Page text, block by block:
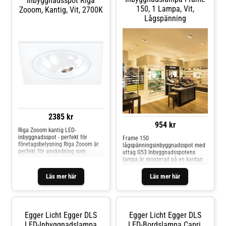
förstahandsprodukt för
rumsmodellering och belysning av
Zooom, Kantig, Vit, 2700K
2385 kr
Läs mer här
Riga Zooom kantig LED-
inbyggnadsspot - perfekt för
företagsbelysning Riga Zooom är
perfekt för användning som
Spoten är utrustad med en
högkvalitativ glaslins som gör det
möjligt att ändra
garanterar också flexibel och
skicklig accentbelysning. Den
150, 1 Lampa, Vit,
Lågspänning
954 kr
Läs mer här
Frame 150
lågspänningsinbyggnadsspot med
uttag G53 Inbyggnadsspotens
lampa är monterad på en kardan
och kan svängas 30° i alla
riktningar. Spoten används med
lampor av typ G53, transformatorn
ingår inte i leveransen.
Egger Licht Egger DLS
Egger Licht Egger DLS